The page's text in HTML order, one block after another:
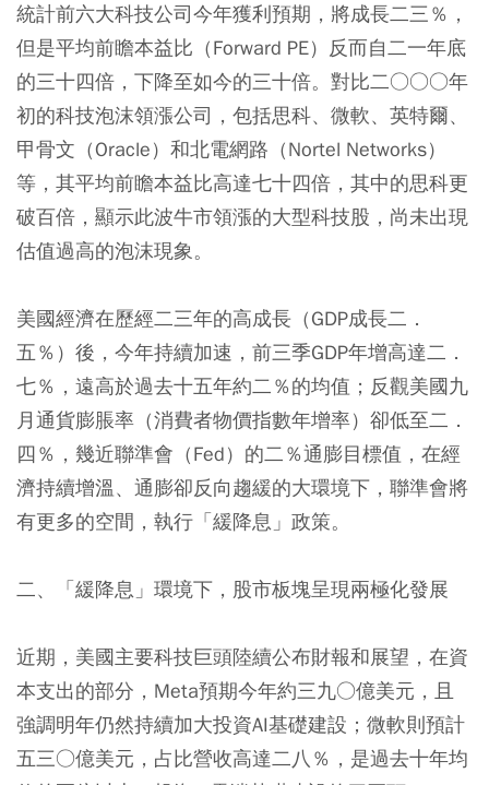
統計前六大科技公司今年獲利預期，將成長二三％，
但是平均前瞻本益比（Forward PE）反而自二一年底
的三十四倍，下降至如今的三十倍。對比二○○○年
初的科技泡沫領漲公司，包括思科、微軟、英特爾、
甲骨文（Oracle）和北電網路（Nortel Networks）
等，其平均前瞻本益比高達七十四倍，其中的思科更
破百倍，顯示此波牛市領漲的大型科技股，尚未出現
估值過高的泡沫現象。
美國經濟在歷經二三年的高成長（GDP成長二．
五％）後，今年持續加速，前三季GDP年增高達二．
七％，遠高於過去十五年約二％的均值；反觀美國九
月通貨膨脹率（消費者物價指數年增率）卻低至二．
四％，幾近聯準會（Fed）的二％通膨目標值，在經
濟持續增溫、通膨卻反向趨緩的大環境下，聯準會將
有更多的空間，執行「緩降息」政策。
二、「緩降息」環境下，股市板塊呈現兩極化發展
近期，美國主要科技巨頭陸續公布財報和展望，在資
本支出的部分，Meta預期今年約三九○億美元，且
強調明年仍然持續加大投資AI基礎建設；微軟則預計
五三○億美元，占比營收高達二八％，是過去十年均